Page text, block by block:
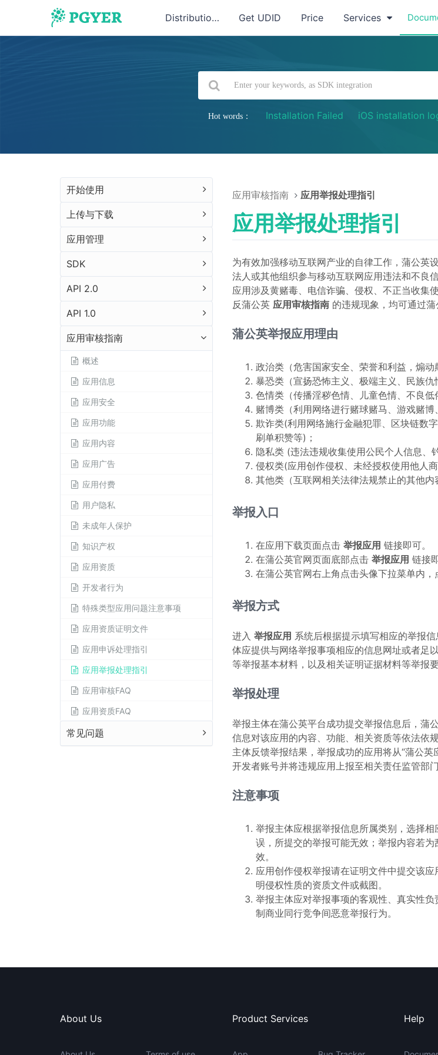
Distribution Get UDID Price Services
Hot words： Installation Failed iOS installation
开始使用
上传与下载
应用管理
SDK
API 2.0
API 1.0
应用审核指南
概述
应用信息
应用安全
应用功能
应用内容
应用广告
应用付费
用户隐私
未成年人保护
知识产权
应用资质
开发者行为
特殊类型应用问题注意事项
应用资质证明文件
应用申诉处理指引
应用举报处理指引
应用审核FAQ
应用资质FAQ
常见问题
应用审核指南 应用举报处理指引
应用举报处理指引
为有效加强移动互联网产业的自律工作，蒲公英
法人或其他组织参与移动互联网应用违法和不良
应用涉及黄赌毒、电信诈骗、侵权、不正当收集
反蒲公英 应用审核指南的违规现象，均可通过蒲
蒲公英举报应用理由
政治类（危害国家安全、荣誉和利益，煽动
暴恐类（宣扬恐怖主义、极端主义、民族仇
色情类（传播淫秽色情、儿童色情、不良低
赌博类（利用网络进行赌球赌马、游戏赌博
欺诈类(利用网络施行金融犯罪、区块链数
刷单积赞等)；
隐私类 (违法违规收集使用公民个人信息、
侵权类(应用创作侵权、未经授权使用他人
其他类（互联网相关法律法规禁止的其他内
举报入口
在应用下载页面点击 举报应用 链接即可。
在蒲公英官网页面底部点击 举报应用 链接
在蒲公英官网右上角点击头像下拉菜单内，
举报方式
进入 举报应用 系统后根据提示填写相应的举报
体应提供与网络举报事项相应的信息网址或者足
等举报基本材料，以及相关证明证据材料等举报要
举报处理
举报主体在蒲公英平台成功提交举报信息后，蒲
信息对该应用的内容、功能、相关资质等依法依
主体反馈举报结果，举报成功的应用将从“蒲公
开发者账号并将违规应用上报至相关责任监管部门
注意事项
举报主体应根据举报信息所属类别，选择
误，所提交的举报可能无效；举报内容若
效。
应用创作侵权举报请在证明文件中提交该
明侵权性质的资质文件或截图。
举报主体应对举报事项的客观性、真实性
制商业同行竞争间恶意举报行为。
About Us Product Services Help